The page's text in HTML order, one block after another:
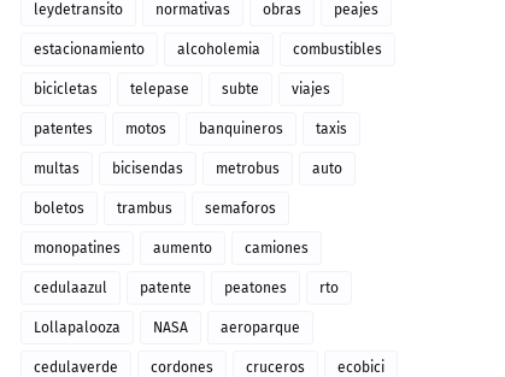
leydetransito normativas obras peajes
estacionamiento alcoholemia combustibles
bicicletas telepase subte viajes
patentes motos banquineros taxis
multas bicisendas metrobus auto
boletos trambus semaforos
monopatines aumento camiones
cedulaazul patente peatones rto
Lollapalooza NASA aeroparque
cedulaverde cordones cruceros ecobici